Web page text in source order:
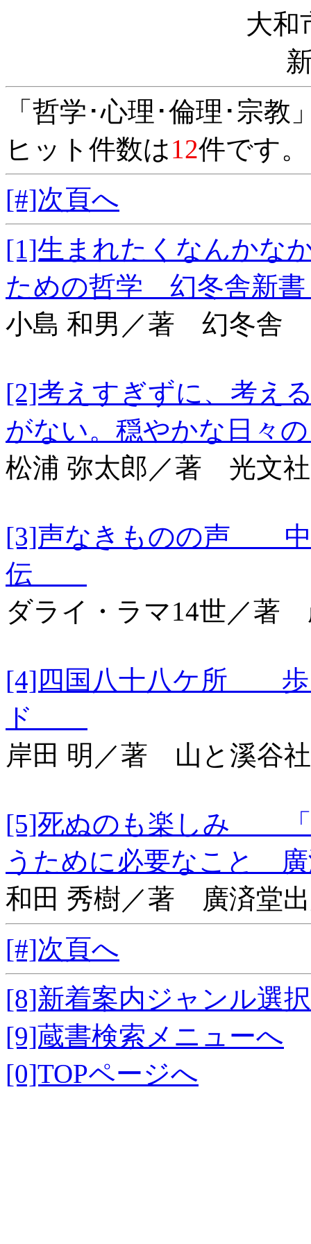
大和
「哲学･心理･倫理･宗教
ヒット件数は12件です
[#]次頁へ
[1]生まれたくなんか
ための哲学 幻冬舎新
小島 和男／著 幻冬舎
[2]考えすぎずに、考
がない。穏やかな日
松浦 弥太郎／著 光文社
[3]声なきものの声 中
伝
ダライ・ラマ14世／著
[4]四国八十八ケ所 歩
ド
岸田 明／著 山と溪谷社
[5]死ぬのも楽しみ 「
うために必要なこと
和田 秀樹／著 廣済堂
[#]次頁へ
[8]新着案内ジャンル選
[9]蔵書検索メニューへ
[0]TOPページへ